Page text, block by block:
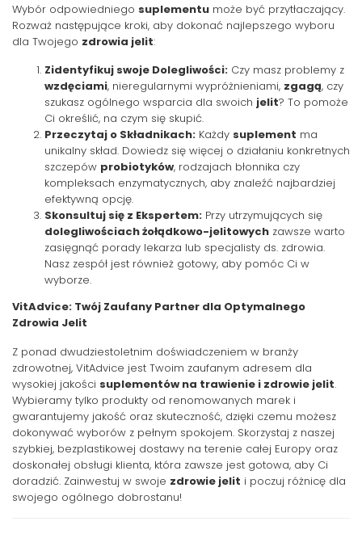
Wybór odpowiedniego suplementu może być przytłaczający.
Rozważ następujące kroki, aby dokonać najlepszego wyboru
dla Twojego zdrowia jelit:
Zidentyfikuj swoje Dolegliwości: Czy masz problemy z
wzdęciami, nieregularnymi wypróżnieniami, zgagą, czy
szukasz ogólnego wsparcia dla swoich jelit? To pomoże
Ci określić, na czym się skupić.
Przeczytaj o Składnikach: Każdy suplement ma
unikalny skład. Dowiedz się więcej o działaniu konkretnych
szczepów probiotyków, rodzajach błonnika czy
kompleksach enzymatycznych, aby znaleźć najbardziej
efektywną opcję.
Skonsultuj się z Ekspertem: Przy utrzymujących się
dolegliwościach żołądkowo-jelitowych zawsze warto
zasięgnąć porady lekarza lub specjalisty ds. zdrowia.
Nasz zespół jest również gotowy, aby pomóc Ci w
wyborze.
VitAdvice: Twój Zaufany Partner dla Optymalnego
Zdrowia Jelit
Z ponad dwudziestoletnim doświadczeniem w branży
zdrowotnej, VitAdvice jest Twoim zaufanym adresem dla
wysokiej jakości suplementów na trawienie i zdrowie jelit.
Wybieramy tylko produkty od renomowanych marek i
gwarantujemy jakość oraz skuteczność, dzięki czemu możesz
dokonywać wyborów z pełnym spokojem. Skorzystaj z naszej
szybkiej, bezplastikowej dostawy na terenie całej Europy oraz
doskonałej obsługi klienta, która zawsze jest gotowa, aby Ci
doradzić. Zainwestuj w swoje zdrowie jelit i poczuj różnicę dla
swojego ogólnego dobrostanu!